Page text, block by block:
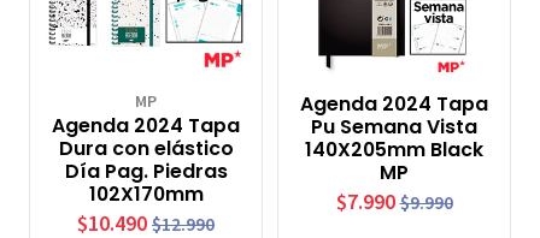
MP
Agenda 2024 Tapa
Dura con elástico
Día Pag. Piedras
102X170mm
$10.490 $12.990
Agenda 2024 Tapa
Pu Semana Vista
140X205mm Black
MP
$7.990 $9.990